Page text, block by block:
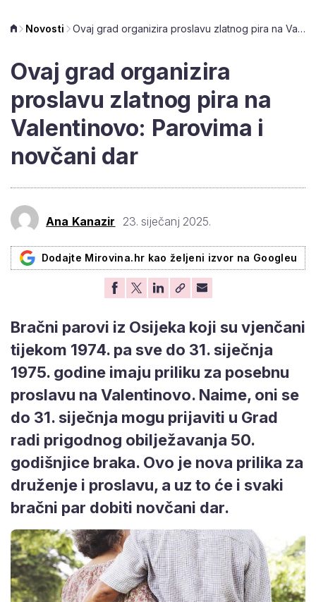
Novosti Ovaj grad organizira proslavu zlatnog pira na Valentinovo: Parovima i novčani dar
Ovaj grad organizira
proslavu zlatnog pira na
Valentinovo: Parovima i
novčani dar
Ana Kanazir 23. siječanj 2025.
Dodajte Mirovina.hr kao željeni izvor na Googleu
Bračni parovi iz Osijeka koji su vjenčani
tijekom 1974. pa sve do 31. siječnja
1975. godine imaju priliku za posebnu
proslavu na Valentinovo. Naime, oni se
do 31. siječnja mogu prijaviti u Grad
radi prigodnog obilježavanja 50.
godišnjice braka. Ovo je nova prilika za
druženje i proslavu, a uz to će i svaki
bračni par dobiti novčani dar.